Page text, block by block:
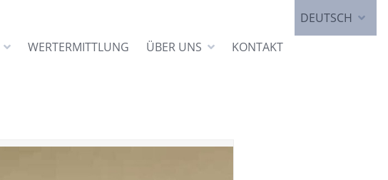
WERTERMITTLUNG ÜBER UNS KONTAKT
DEUTSCH